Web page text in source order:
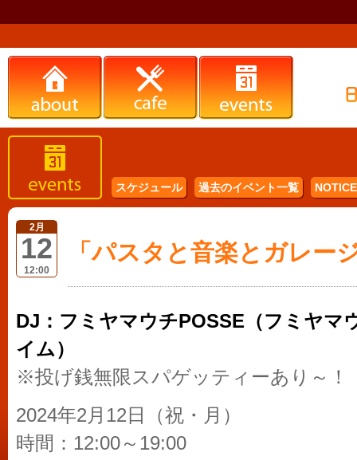
スケジュール 過去のイベント一覧
2月
12
12:00
「パスタと音楽とガレー
DJ：フミヤマウチPOSSE（フミヤマ
イム）
※投げ銭無限スパゲッティーあり～！
2024年2月12日（祝・月）
時間：12:00～19:00